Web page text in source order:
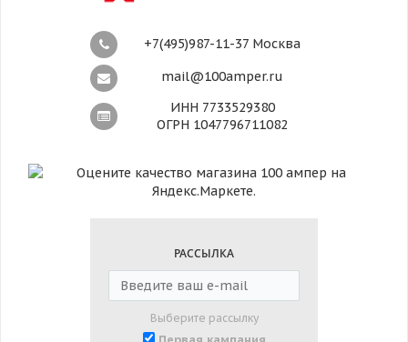
+7(495)987-11-37 Москва
mail@100amper.ru
ИНН 7733529380
ОГРН 1047796711082
РАССЫЛКА
Выберите рассылку